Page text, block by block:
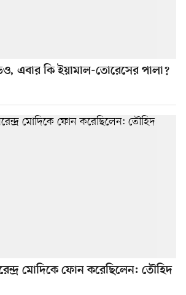
এবার কি ইয়ামাল-তোরেসের পালা?
মোদিকে ফোন করেছিলেন: তৌহিদ